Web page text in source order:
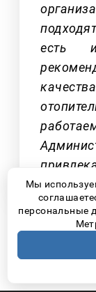
есть
Мы
персональные